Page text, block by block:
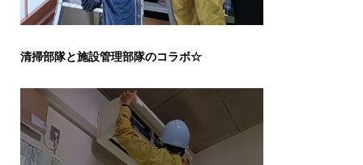
清掃部隊と施設管理部隊のコラボ☆